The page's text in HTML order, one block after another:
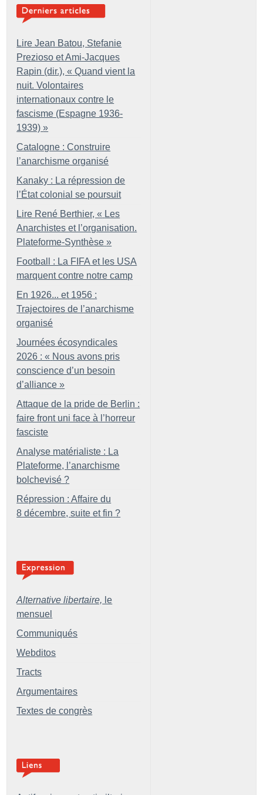
Lire Jean Batou, Stefanie
Prezioso et Ami-Jacques
Rapin (dir.), « Quand vient la
nuit. Volontaires
internationaux contre le
fascisme (Espagne 1936-
1939) »
Catalogne : Construire
l’anarchisme organisé
Kanaky : La répression de
l’État colonial se poursuit
Lire René Berthier, « Les
Anarchistes et l’organisation.
Plateforme-Synthèse »
Football : La FIFA et les USA
marquent contre notre camp
En 1926... et 1956 :
Trajectoires de l’anarchisme
organisé
Journées écosyndicales
2026 : « Nous avons pris
conscience d’un besoin
d’alliance »
Attaque de la pride de Berlin :
faire front uni face à l’horreur
fasciste
Analyse matérialiste : La
Plateforme, l’anarchisme
bolchevisé ?
Répression : Affaire du
8 décembre, suite et fin ?
Alternative libertaire, le
mensuel
Communiqués
Webditos
Tracts
Argumentaires
Textes de congrès